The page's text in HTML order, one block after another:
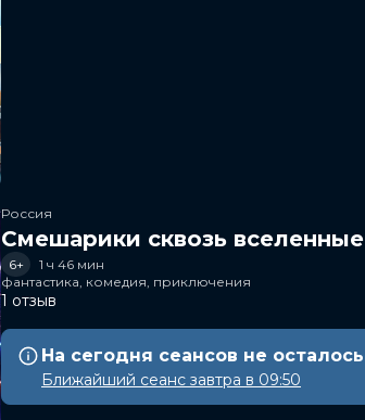
Россия
Смешарики сквозь вселенные
6+
1 ч 46 мин
фантастика, комедия, приключения
1 отзыв
На сегодня сеансов не осталось
Ближайший сеанс завтра в 09:50